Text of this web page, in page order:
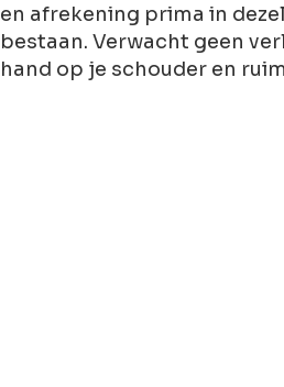
en afrekening prima in
bestaan. Verwacht geen
hand op je schouder en